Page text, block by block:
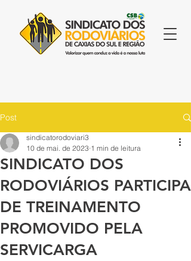
Post
SINDICATO DOS
RODOVIÁRIOS PARTICIPA
DE TREINAMENTO
PROMOVIDO PELA
SERVICARGA
sindicatorodoviari3
10 de mai. de 2023 1 min de leitura